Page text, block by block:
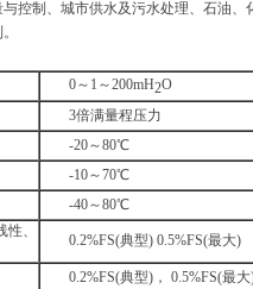
控制、城市供水及污水处理、石油
0～1～200mH2O
3倍满量程压力
-20～80℃
-10～70℃
-40～80℃
、
0.2%FS(典型) 0.5%FS(最大)
0.2%FS(典型)， 0.5%FS(最大